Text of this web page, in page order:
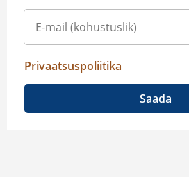
Privaatsuspoliitika
Saada